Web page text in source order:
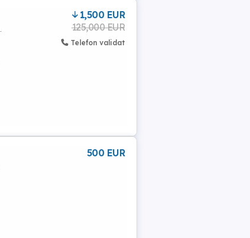
1,500 EUR
125,000 EUR
Telefon validat
500 EUR